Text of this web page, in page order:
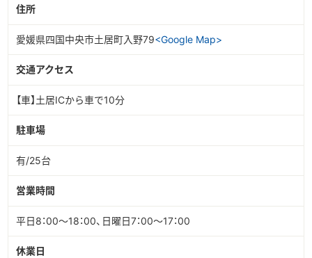
住所
愛媛県四国中央市土居町入野79<Google Map>
交通アクセス
【車】土居ICから車で10分
駐車場
有/25台
営業時間
平日8：00～18：00、日曜日7：00〜17：00
休業日